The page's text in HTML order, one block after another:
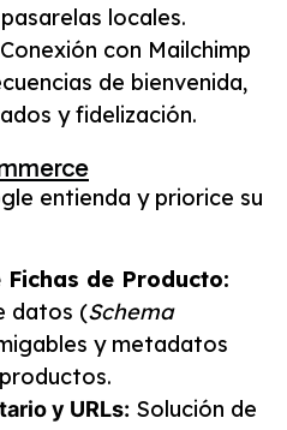
locales.
Conexión con Mailchimp
de bienvenida,
y fidelización.
entienda y priorice su
de Producto:
datos (Schema
y metadatos
y URLs: Solución de